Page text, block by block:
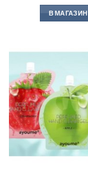
В МАГАЗИН